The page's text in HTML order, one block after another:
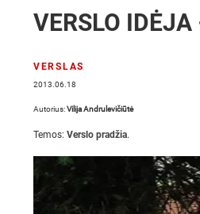
VERSLO
VERSLAS
2013.06.18
Autorius:Vilija Andrulevičiūtė
Temos: Verslo pradžia.